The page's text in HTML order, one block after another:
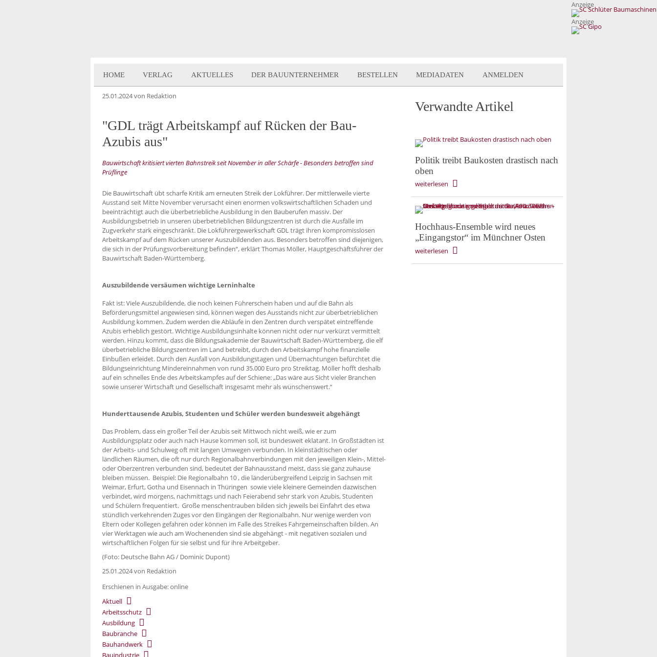
Anzeige
Anzeige
HOME VERLAG AKTUELLES DER BAUUNTERNEHMER BESTELLEN MEDIADATEN ANMELDEN
25.01.2024von Redaktion
"GDL trägt Arbeitskampf auf Rücken der Bau-
Azubis aus"
Bauwirtschaft kritisiert vierten Bahnstreik seit November in aller Schärfe - Besonders betroffen sind
Prüflinge
Die Bauwirtschaft übt scharfe Kritik am erneuten Streik der Lokführer. Der mittlerweile vierte
Ausstand seit Mitte November verursacht einen enormen volkswirtschaftlichen Schaden und
beeinträchtigt auch die überbetriebliche Ausbildung in den Bauberufen massiv. Der
Ausbildungsbetrieb in unseren überbetrieblichen Bildungszentren ist durch die Ausfälle im
Zugverkehr stark eingeschränkt. Die Lokführergewerkschaft GDL trägt ihren kompromisslosen
Arbeitskampf auf dem Rücken unserer Auszubildenden aus. Besonders betroffen sind diejenigen,
die sich in der Prüfungsvorbereitung befinden“, erklärt Thomas Möller, Hauptgeschäftsführer der
Bauwirtschaft Baden-Württemberg.
Auszubildende versäumen wichtige Lerninhalte
Fakt ist: Viele Auszubildende, die noch keinen Führerschein haben und auf die Bahn als
Beförderungsmittel angewiesen sind, können wegen des Ausstands nicht zur überbetrieblichen
Ausbildung kommen. Zudem werden die Abläufe in den Zentren durch verspätet eintreffende
Azubis erheblich gestört. Wichtige Ausbildungsinhalte können nicht oder nur verkürzt vermittelt
werden. Hinzu kommt, dass die Bildungsakademie der Bauwirtschaft Baden-Württemberg, die elf
überbetriebliche Bildungszentren im Land betreibt, durch den Arbeitskampf hohe finanzielle
Einbußen erleidet. Durch den Ausfall von Ausbildungstagen und Übernachtungen befürchtet die
Bildungseinrichtung Mindereinnahmen von rund 35.000 Euro pro Streiktag. Möller hofft deshalb
auf ein schnelles Ende des Arbeitskampfes auf der Schiene: „Das wäre aus Sicht vieler Branchen
sowie unserer Wirtschaft und Gesellschaft insgesamt mehr als wünschenswert.“
Hunderttausende Azubis, Studenten und Schüler werden bundesweit abgehängt
Das Problem, dass ein großer Teil der Azubis seit Mittwoch nicht weiß, wie er zum
Ausbildungsplatz oder auch nach Hause kommen soll, ist bundesweit eklatant. In Großstädten ist
der Arbeits- und Schulweg oft mit langen Umwegen verbunden. In kleinstädtischen oder
ländlichen Räumen, die oft nur durch Regionalbahnverbindungen mit den jeweiligen Klein-, Mittel-
oder Oberzentren verbunden sind, bedeutet der Bahnausstand meist, dass sie ganz zuhause
bleiben müssen. Beispiel: Die Regionalbahn 10 , die länderübergreifend Leipzig in Sachsen mit
Weimar, Erfurt, Gotha und Eisennach in Thüringen sowie viele kleinere Gemeinden dazwischen
verbindet, wird morgens, nachmittags und nach Feierabend sehr stark von Azubis, Studenten
und Schülern frequentiert. Große menschentrauben bilden sich jeweils bei Einfahrt des etwa
stündlich verkehrenden Zuges vor den Eingängen der Regionalbahn. Nur wenige werden von
Eltern oder Kollegen gefahren oder können im Falle des Streikes Fahrgemeinschaften bilden. An
vier Werktagen wie auch am Wochenenden sind sie abgehängt - mit negativen sozialen und
wirtschaftlichen Folgen für sie selbst und für ihre Arbeitgeber.
(Foto: Deutsche Bahn AG / Dominic Dupont)
25.01.2024von Redaktion
Erschienen in Ausgabe: online
Aktuell
Arbeitsschutz
Ausbildung
Baubranche
Bauhandwerk
Bauindustrie
Verwandte Artikel
Politik treibt Baukosten drastisch nach
oben
weiterlesen
Hochhaus-Ensemble wird neues
„Eingangstor“ im Münchner Osten
weiterlesen